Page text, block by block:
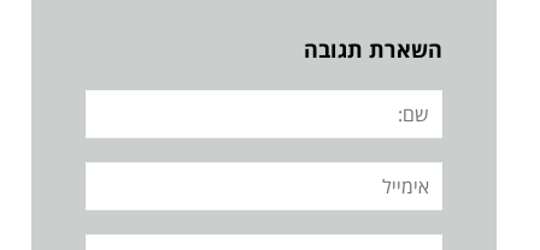
השארת תגובה
שם:
אימייל
אתר: